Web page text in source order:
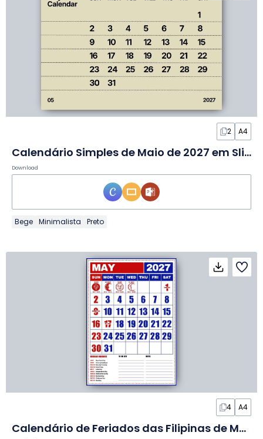
2 A4
Calendário Simples de Maio de 2027 em Slides
Download
Bege Minimalista Preto
4 A4
Calendário de Feriados das Filipinas de Maio de 2027 em Slides